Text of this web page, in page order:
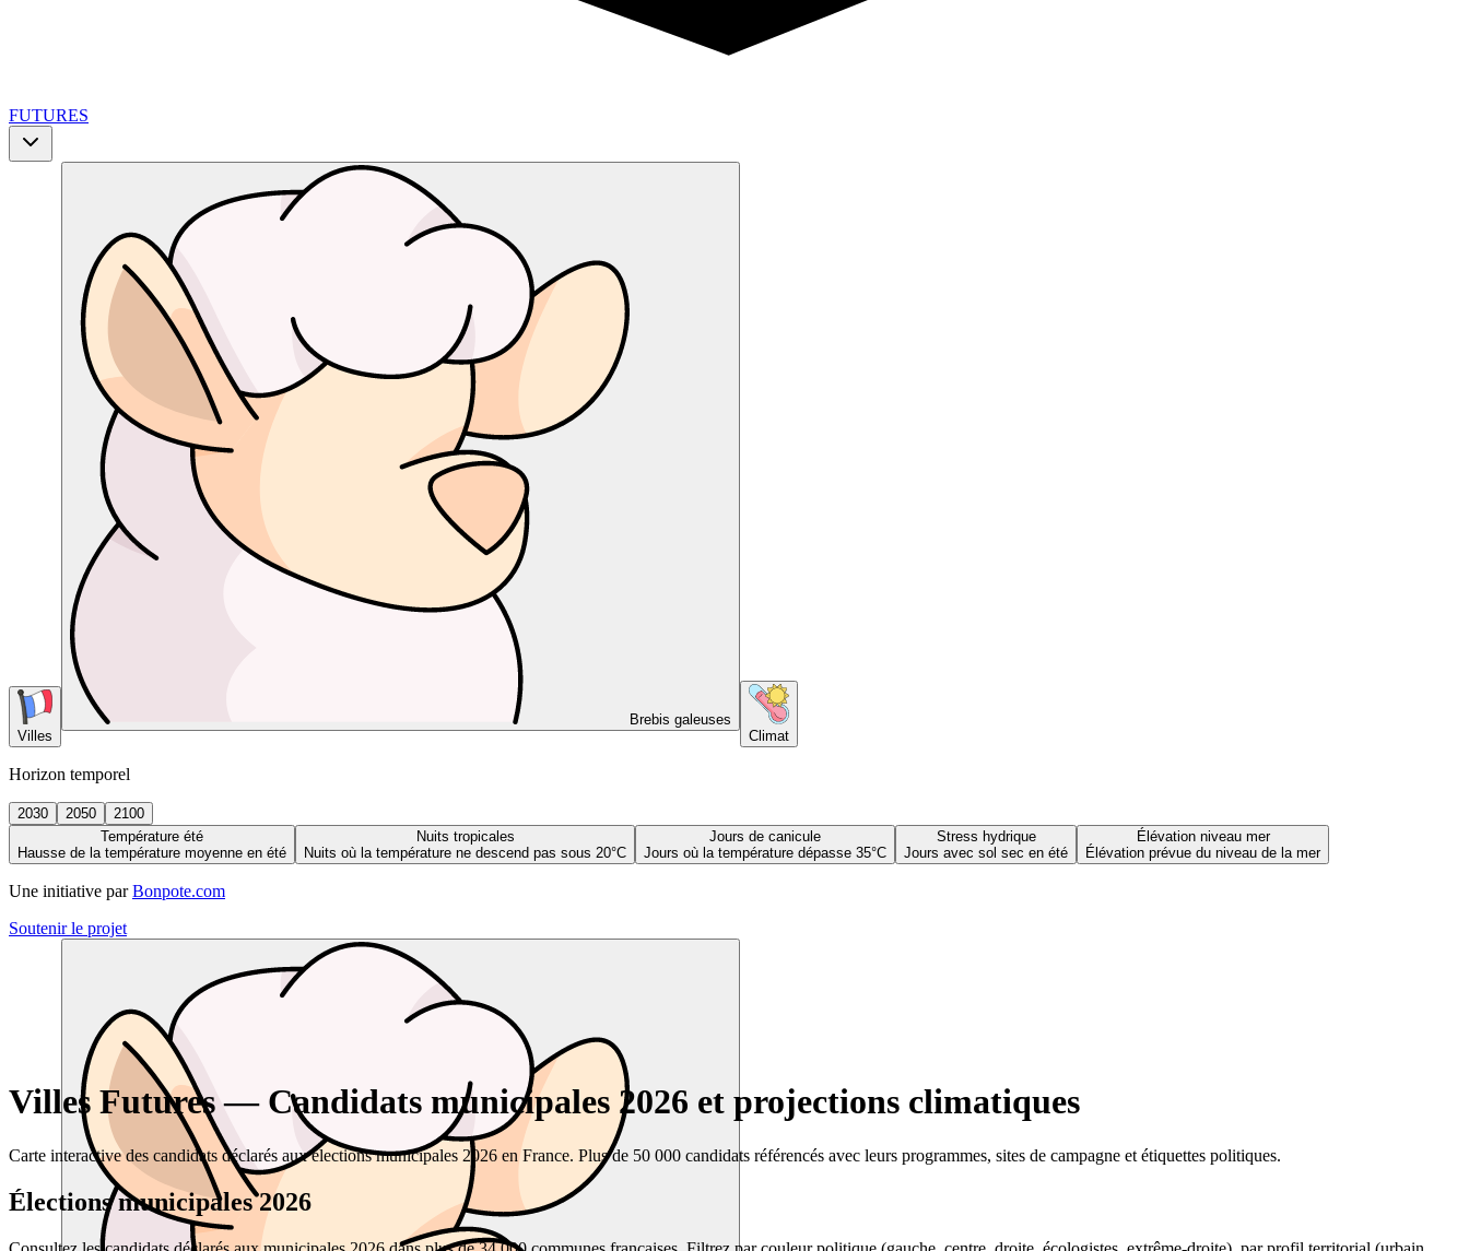
FUTURES
Villes
Brebis galeuses
Climat
Horizon temporel
2030 2050
2100
Température été
Hausse de la température moyenne en été
Nuits tropicales
Nuits où la température ne descend pas sous 20°C
Jours de canicule
Jours où la température dépasse 35°C
Stress hydrique
Jours avec sol sec en été
Élévation niveau mer
Élévation prévue du niveau de la mer
Une initiative par Bonpote.com
Soutenir le projet
Villes Futures — Candidats municipales 2026 et projections climatiques
Carte interactive des candidats déclarés aux élections municipales 2026 en France. Plus de 50 000 candidats référencés avec leurs programmes, sites de campagne et étiquettes politiques.
Élections municipales 2026